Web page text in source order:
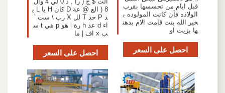
قبل ايام من تحسسها بقرب
الولاده فأن كانت المولوده ب
خير الله بنت قامت الام بدهن
ها بزيت او
احصل على السعر
8 ( الع @ عة D كان H يا L ي
د P حد T لل X رب \ ست `
اء d عد h رة l هو p هي t س
ب x اف | ما
احصل على السعر